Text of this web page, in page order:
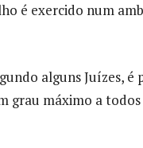
é exercido num
alguns Juízes,
grau máximo a